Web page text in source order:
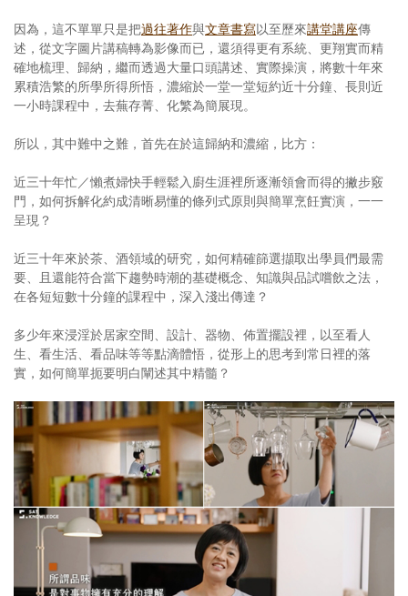
因為，這不單單只是把過往著作與文章書寫以至歷來講堂講座傳
述，從文字圖片講稿轉為影像而已，還須得更有系統、更翔實而精
確地梳理、歸納，繼而透過大量口頭講述、實際操演，將數十年來
累積浩繁的所學所得所悟，濃縮於一堂一堂短約近十分鐘、長則近
一小時課程中，去蕪存菁、化繁為簡展現。
所以，其中難中之難，首先在於這歸納和濃縮，比方：
近三十年忙／懶煮婦快手輕鬆入廚生涯裡所逐漸領會而得的撇步竅
門，如何拆解化約成清晰易懂的條列式原則與簡單烹飪實演，一一
呈現？
近三十年來於茶、酒領域的研究，如何精確篩選擷取出學員們最需
要、且還能符合當下趨勢時潮的基礎概念、知識與品試嚐飲之法，
在各短短數十分鐘的課程中，深入淺出傳達？
多少年來浸淫於居家空間、設計、器物、佈置擺設裡，以至看人
生、看生活、看品味等等點滴體悟，從形上的思考到常日裡的落
實，如何簡單扼要明白闡述其中精髓？